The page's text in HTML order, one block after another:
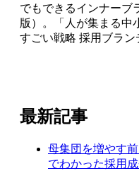
でもできるインナーブ
版）。「人が集まる中
すごい戦略 採用ブラン
最新記事
母集団を増やす
でわかった採用